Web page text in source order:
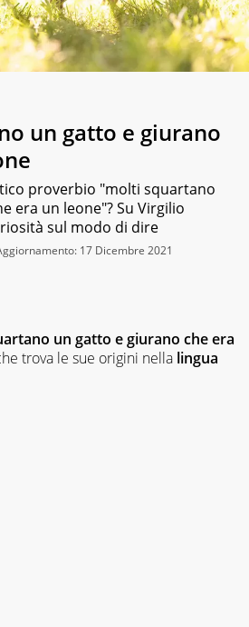
un gatto e giurano
proverbio "molti squartano
era un leone"? Su Virgilio
sul modo di dire
17 Dicembre 2021
un gatto e giurano che era
trova le sue origini nella lingua